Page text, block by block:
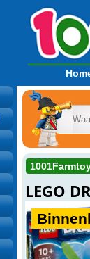
LEGO